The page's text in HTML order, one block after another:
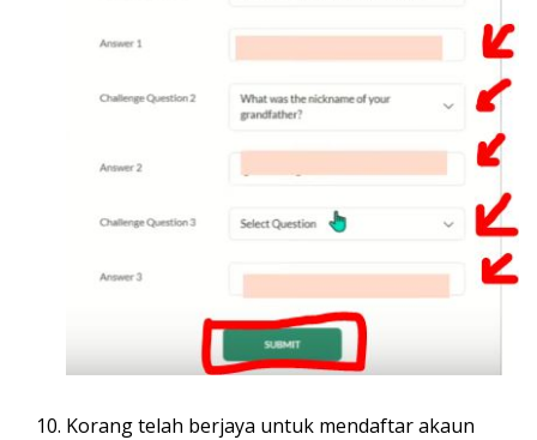
Korang telah berjaya untuk mendaftar akaun